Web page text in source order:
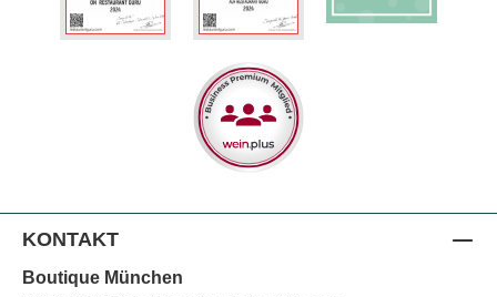
KONTAKT
Boutique München